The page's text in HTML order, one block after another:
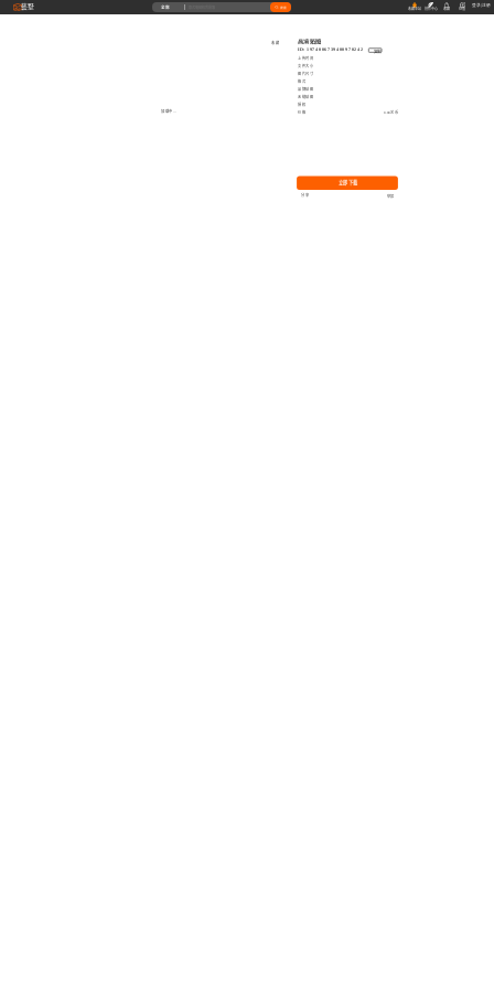
藝墅 全部 搜索 收藏本站 创作中心 收藏 充值
登录 |注册
加载中...
收藏 高清贴图
ID: 1974006739400970242 复制
上传时间
文件大小
图片尺寸
格式
品牌贴图
无缝贴图
授权
价格 0.00艺币
立即下载
分享 举报